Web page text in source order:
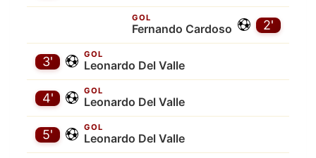
2'
GOL
Fernando Cardoso
GOL
Leonardo Del Valle
3'
GOL
Leonardo Del Valle
4'
GOL
Leonardo Del Valle
5'